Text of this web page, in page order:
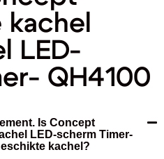
kachel
LED-
QH4100
Is Concept
LED-scherm Timer-
kachel?